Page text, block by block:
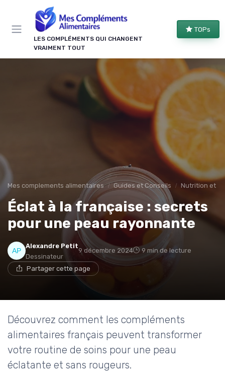
LES COMPLÉMENTS QUI CHANGENT
VRAIMENT TOUT
TOPs
Mes complements alimentaires Guides et Conseils Nutrition et
Éclat à la française : secrets
pour une peau rayonnante
Alexandre Petit
Dessinateur
9 décembre 2024 9 min de lecture
Partager cette page
Découvrez comment les compléments
alimentaires français peuvent transformer
votre routine de soins pour une peau
éclatante et sans rougeurs.
Panneau de gestion des cookies